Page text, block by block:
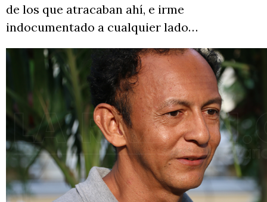
de los que atracaban ahí, e irme
indocumentado a cualquier lado…